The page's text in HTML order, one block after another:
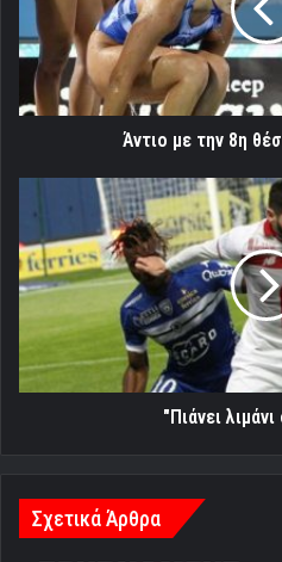
θέση
για
την
Εθνική
Άντιο με την 8η
λιμάνι
ο
Μπενζιά"
"Πιάνει
Σχετικά Άρθρα